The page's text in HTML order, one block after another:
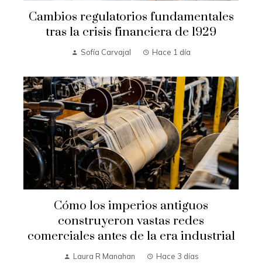
Cambios regulatorios fundamentales
tras la crisis financiera de 1929
Sofía Carvajal Hace 1 día
Cómo los imperios antiguos
construyeron vastas redes
comerciales antes de la era industrial
Laura R Manahan Hace 3 días